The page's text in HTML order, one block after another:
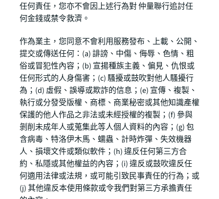
任何責任，您亦不會因上述行為對 仲量聯行追討任
何金錢或禁令救濟。
作為業主，您同意不會利用服務發布、上載、公開、
提交或傳送任何：(a) 誹謗、中傷、侮辱、色情、粗
俗或冒犯性內容；(b) 宣揚種族主義、偏見、仇恨或
任何形式的人身傷害；(c) 騷擾或鼓吹對他人騷擾行
為；(d) 虛假、誤導或欺詐的信息；(e) 宣傳、複製、
執行或分發受版權、商標、商業秘密或其他知識產權
保護的他人作品之非法或未經授權的複製；(f) 參與
剝削未成年人或蒐集此等人個人資料的內容；(g) 包
含病毒、特洛伊木馬、蠕蟲、計時炸彈、失效機器
人、損壞文件或類似軟件；(h) 違反任何第三方合
約、私隱或其他權益的內容；(i) 違反或鼓吹違反任
何適用法律或法規，或可能引致民事責任的行為；或
(j) 其他違反本使用條款或令我們對第三方承擔責任